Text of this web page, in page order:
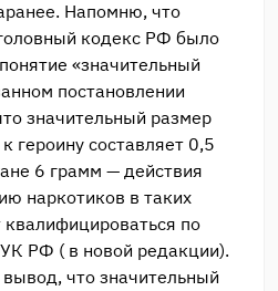
Напомню, что
кодекс РФ было
«значительный
постановлении
значительный размер
героину составляет 0,5
6 грамм — действия
наркотиков в таких
квалифицироваться по
РФ ( в новой редакции).
что значительный